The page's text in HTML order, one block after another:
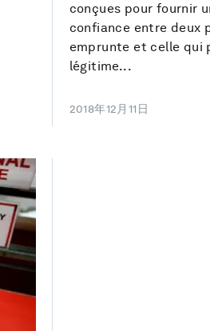
conçues pour fournir
confiance entre deux
emprunte et celle qui
légitime...
2018年12月11日